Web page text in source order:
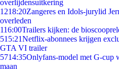
overlijdensuitkering
1218:20Zangeres en Idols-jurylid
overleden
116:00Trailers kijken: de
515:21Netflix-abonnees krijgen
GTA VI trailer
5714:35Onlyfans-model met G-cup
maan